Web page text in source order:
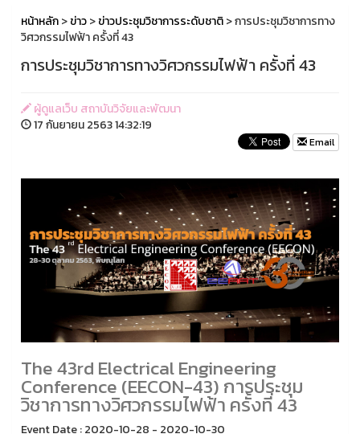
หน้าหลัก>ข่าว>ข่าวประชุมวิชาการระดับชาติ> การประชุมวิชาการทาง
วิศวกรรมไฟฟ้า ครั้งที่ 43
การประชุมวิชาการทางวิศวกรรมไฟฟ้า ครั้งที่ 43
ผู้ดูแลเว็บ สถาบันวิจัยและพัฒนา
17 กันยายน 2563 14:32:19
Email
The 43rd Electrical Engineering
Conference (EECON-43) การประชุม
วิชาการทางวิศวกรรมไฟฟ้า ครั้งที่ 43
Event Date : 2020-10-28 - 2020-10-30